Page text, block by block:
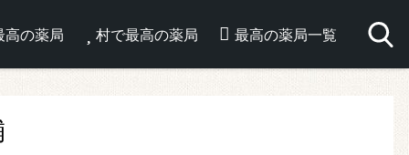
高の薬局 村で最高の薬局 最高の薬局一覧